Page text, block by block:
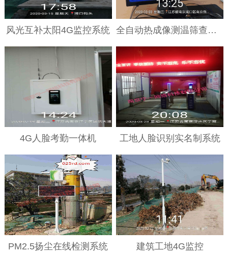
风光互补太阳4G监控系统 全自动热成像测温筛查系统
4G人脸考勤一体机 工地人脸识别实名制系统
PM2.5扬尘在线检测系统 建筑工地4G监控